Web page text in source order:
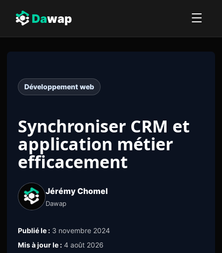
Dawap
Développement web
Synchroniser CRM et
application métier
efficacement
Jérémy Chomel
Dawap
Publié le : 3 novembre 2024
Mis à jour le : 4 août 2026